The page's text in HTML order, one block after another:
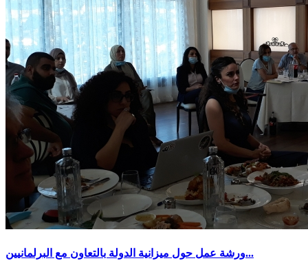
ورشة عمل حول ميزانية الدولة بالتعاون مع البرلمانيين...